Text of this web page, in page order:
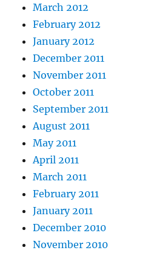
March 2012
February 2012
January 2012
December 2011
November 2011
October 2011
September 2011
August 2011
May 2011
April 2011
March 2011
February 2011
January 2011
December 2010
November 2010